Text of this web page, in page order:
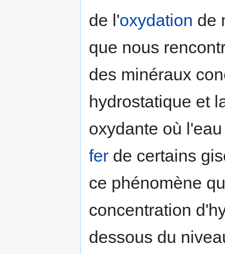
de l'oxydation de
que nous
des minéraux
hydrostatique et
oxydante où
fer de certains
ce phénomène
concentration
dessous du